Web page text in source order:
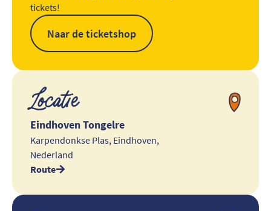
tickets!
Naar de ticketshop
Locatie
Eindhoven Tongelre
Karpendonkse Plas, Eindhoven,
Nederland
Route